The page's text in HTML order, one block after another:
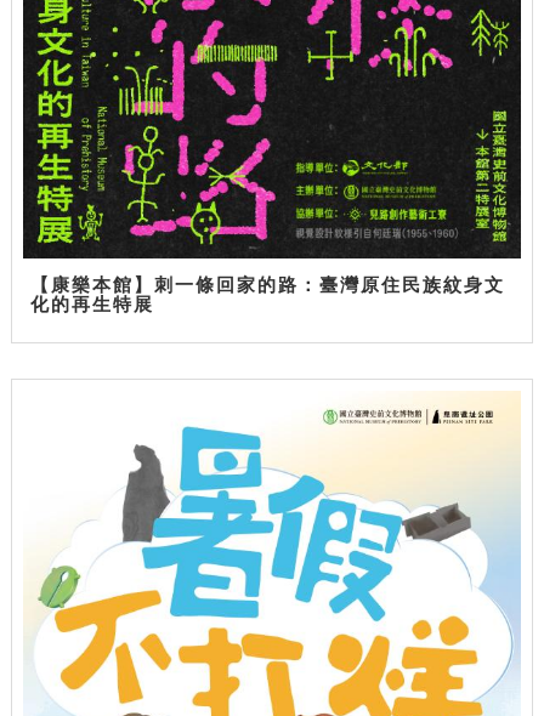
【康樂本館】刺一條回家的路：臺灣原住民族紋身文
化的再生特展